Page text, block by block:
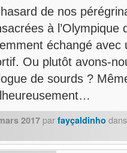
de nos
à l’Olympique
échangé avec
Ou plutôt avons-
de sourds ?
2017 par fayçaldinho dans